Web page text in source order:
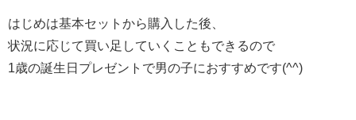
はじめは基本セットから購入した後、
状況に応じて買い足していくこともできるので
1歳の誕生日プレゼントで男の子におすすめです(^^)